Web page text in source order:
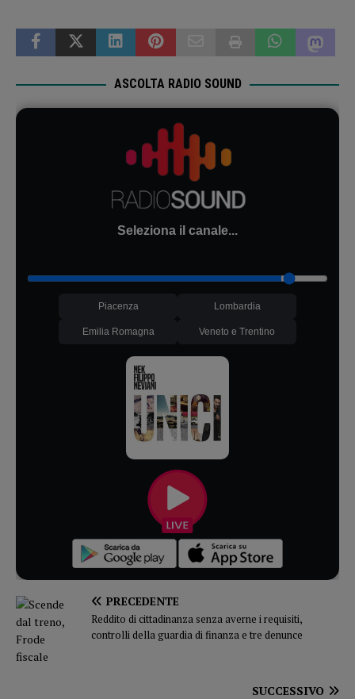
ASCOLTA RADIO SOUND
Seleziona il canale...
Piacenza Lombardia
Emilia Romagna Veneto e Trentino
PRECEDENTE
Reddito di cittadinanza senza averne i requisiti,
controlli della guardia di finanza e tre denunce
SUCCESSIVO